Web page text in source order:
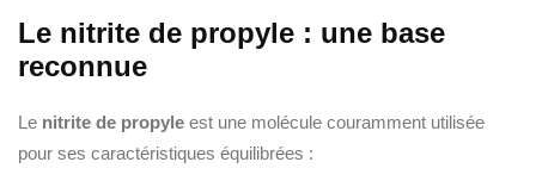
Le nitrite de propyle : une base
reconnue
Le nitrite de propyle est une molécule couramment utilisée
pour ses caractéristiques équilibrées :